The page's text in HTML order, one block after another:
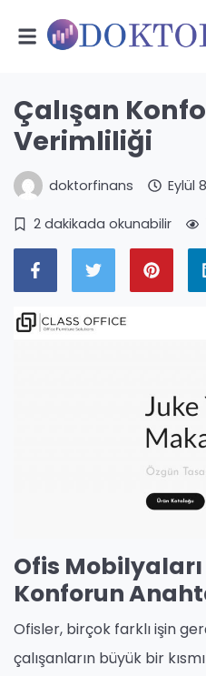
Çalışan
Verimliliği
doktorfinans Eylül
2 dakikada okunabilir
Ofis
Konforun
Ofisler, birçok farklı işin
çalışanların büyük bir